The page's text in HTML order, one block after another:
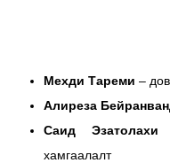
Мехди Тареми –
Алиреза
Саид Эзатолахи
хамгаалалт